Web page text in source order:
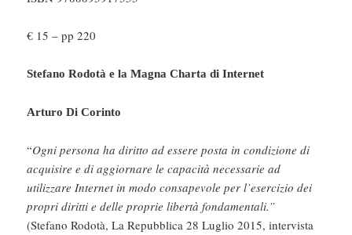
€ 15 – pp 220
Stefano Rodotà e la Magna Charta di Internet
Arturo Di Corinto
“Ogni persona ha diritto ad essere posta in condizione di
acquisire e di aggiornare le capacità necessarie ad
utilizzare Internet in modo consapevole per l’esercizio dei
propri diritti e delle proprie libertà fondamentali.”
(Stefano Rodotà, La Repubblica 28 Luglio 2015, intervista